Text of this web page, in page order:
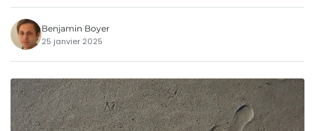
Benjamin Boyer
25 janvier 2025